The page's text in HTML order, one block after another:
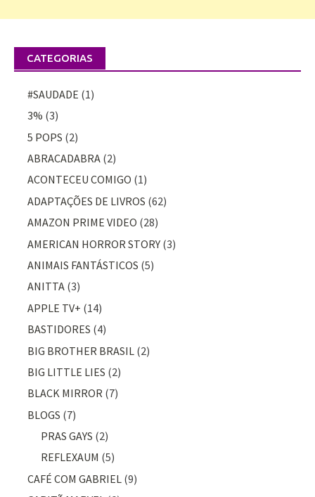
CATEGORIAS
#SAUDADE (1)
3% (3)
5 POPS (2)
ABRACADABRA (2)
ACONTECEU COMIGO (1)
ADAPTAÇÕES DE LIVROS (62)
AMAZON PRIME VIDEO (28)
AMERICAN HORROR STORY (3)
ANIMAIS FANTÁSTICOS (5)
ANITTA (3)
APPLE TV+ (14)
BASTIDORES (4)
BIG BROTHER BRASIL (2)
BIG LITTLE LIES (2)
BLACK MIRROR (7)
BLOGS (7)
PRAS GAYS (2)
REFLEXAUM (5)
CAFÉ COM GABRIEL (9)